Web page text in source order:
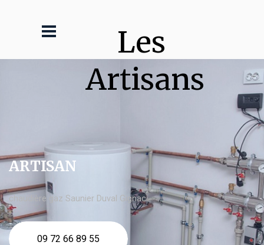
Les
Artisans
ARTISAN
chaudière gaz Saunier Duval Gignac
09 72 66 89 55